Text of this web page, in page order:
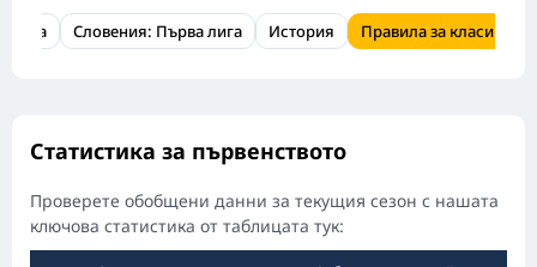
Словения: Първа лига История Правила за класиране
Статистика за първенството
Проверете обобщени данни за текущия сезон с нашата
ключова статистика от таблицата тук: